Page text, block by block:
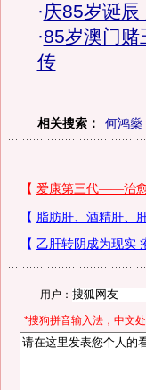
·庆85岁诞辰
·85岁澳门赌
传
相关搜索： 何鸿燊
用户：
*搜狗拼音输入法，中文